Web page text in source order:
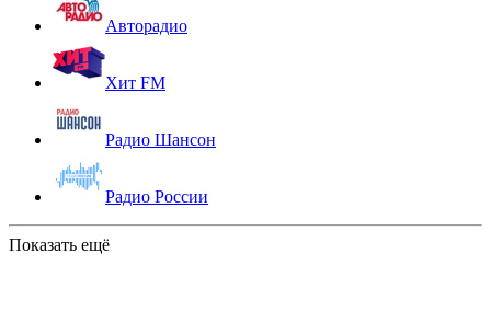
Авторадио
Хит FM
Радио Шансон
Радио России
Показать ещё